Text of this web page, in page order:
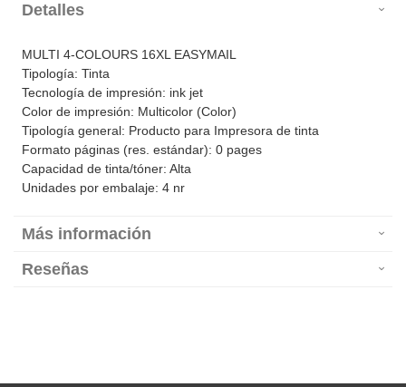
Detalles
MULTI 4-COLOURS 16XL EASYMAIL
Tipología: Tinta
Tecnología de impresión: ink jet
Color de impresión: Multicolor (Color)
Tipología general: Producto para Impresora de tinta
Formato páginas (res. estándar): 0 pages
Capacidad de tinta/tóner: Alta
Unidades por embalaje: 4 nr
Más información
Reseñas